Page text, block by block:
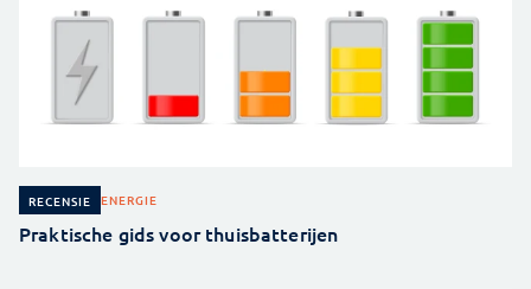
RECENSIE ENERGIE
Praktische gids voor thuisbatterijen